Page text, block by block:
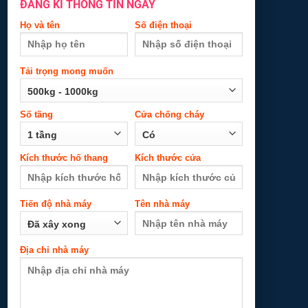
Kích thước hố
thang
Kích thước cửa
Tiến độ nhà
Tên nhà máy
ĐĂNG KÍ THÔNG TIN NGAY
Họ và tên Số điện thoại
Tải trọng mong muốn
Số tầng Cửa chống cháy
Kích thước hố thang Kích thước cửa
Tiến độ nhà máy Tên nhà máy
Địa chỉ nhà máy